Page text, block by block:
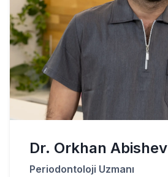
Dr. Orkhan Abishev
Periodontoloji Uzmanı